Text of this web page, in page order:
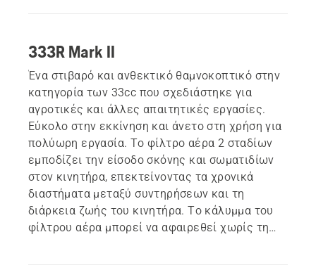
333R Mark II
Ένα στιβαρό και ανθεκτικό θαμνοκοπτικό στην
κατηγορία των 33cc που σχεδιάστηκε για
αγροτικές και άλλες απαιτητικές εργασίες.
Εύκολο στην εκκίνηση και άνετο στη χρήση για
πολύωρη εργασία. Το φίλτρο αέρα 2 σταδίων
εμποδίζει την είσοδο σκόνης και σωματιδίων
στον κινητήρα, επεκτείνοντας τα χρονικά
διαστήματα μεταξύ συντηρήσεων και τη
διάρκεια ζωής του κινητήρα. Το κάλυμμα του
φίλτρου αέρα μπορεί να αφαιρεθεί χωρίς τη